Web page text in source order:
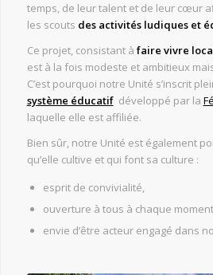
temps, de leur talent et de leur cœur
les scouts des activités ludiques et
Ce projet, consistant à faire vivre
est à la fois modeste et ambitieux
C’est pourquoi notre Unité s’inscrit
système éducatif développé par la
laquelle elle est affiliée.
Bien sûr, notre Unité est également
qu’elle cultive et qui font sa culture :
esprit de convivialité,
ouverture à tous à chaque
envie d’être acteur engagé dans